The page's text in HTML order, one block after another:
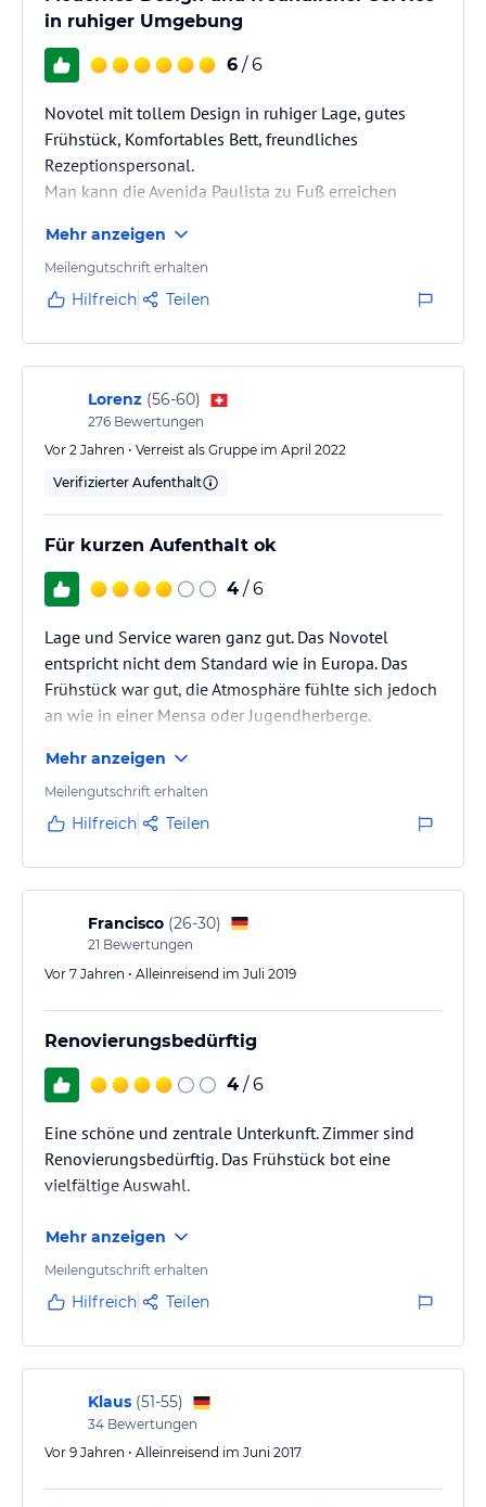
sowie Wellnessangebote in Form eines Spas, einer Sauna und
eines Dampfbades.
Hinweis:
Verfasst von HolidayCheck mit Hilfe von KI. Alle
verbindlichen Angebotsdetails des jeweiligen Veranstalters.
in ruhiger Umgebung
6 / 6
Novotel mit tollem Design in ruhiger Lage, gutes
Frühstück, Komfortables Bett, freundliches
Rezeptionspersonal.
Man kann die Avenida Paulista zu Fuß erreichen
Mehr anzeigen
Meilengutschrift erhalten
Hilfreich Teilen
Lorenz (56-60)
276 Bewertungen
Vor 2 Jahren • Verreist als Gruppe im April 2022
Verifizierter Aufenthalt
Für kurzen Aufenthalt ok
4 / 6
Lage und Service waren ganz gut. Das Novotel
entspricht nicht dem Standard wie in Europa. Das
Frühstück war gut, die Atmosphäre fühlte sich jedoch
an wie in einer Mensa oder Jugendherberge.
Mehr anzeigen
Meilengutschrift erhalten
Hilfreich Teilen
Francisco (26-30)
21 Bewertungen
Vor 7 Jahren • Alleinreisend im Juli 2019
Renovierungsbedürftig
4 / 6
Eine schöne und zentrale Unterkunft. Zimmer sind
Renovierungsbedürftig. Das Frühstück bot eine
vielfältige Auswahl.
Mehr anzeigen
Meilengutschrift erhalten
Hilfreich Teilen
Klaus (51-55)
34 Bewertungen
Vor 9 Jahren • Alleinreisend im Juni 2017